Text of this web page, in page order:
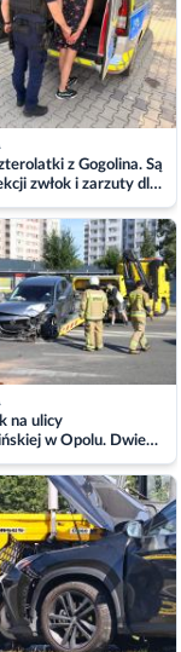
z Gogolina. Są
zwłok i zarzuty dla
na ulicy
w Opolu. Dwie